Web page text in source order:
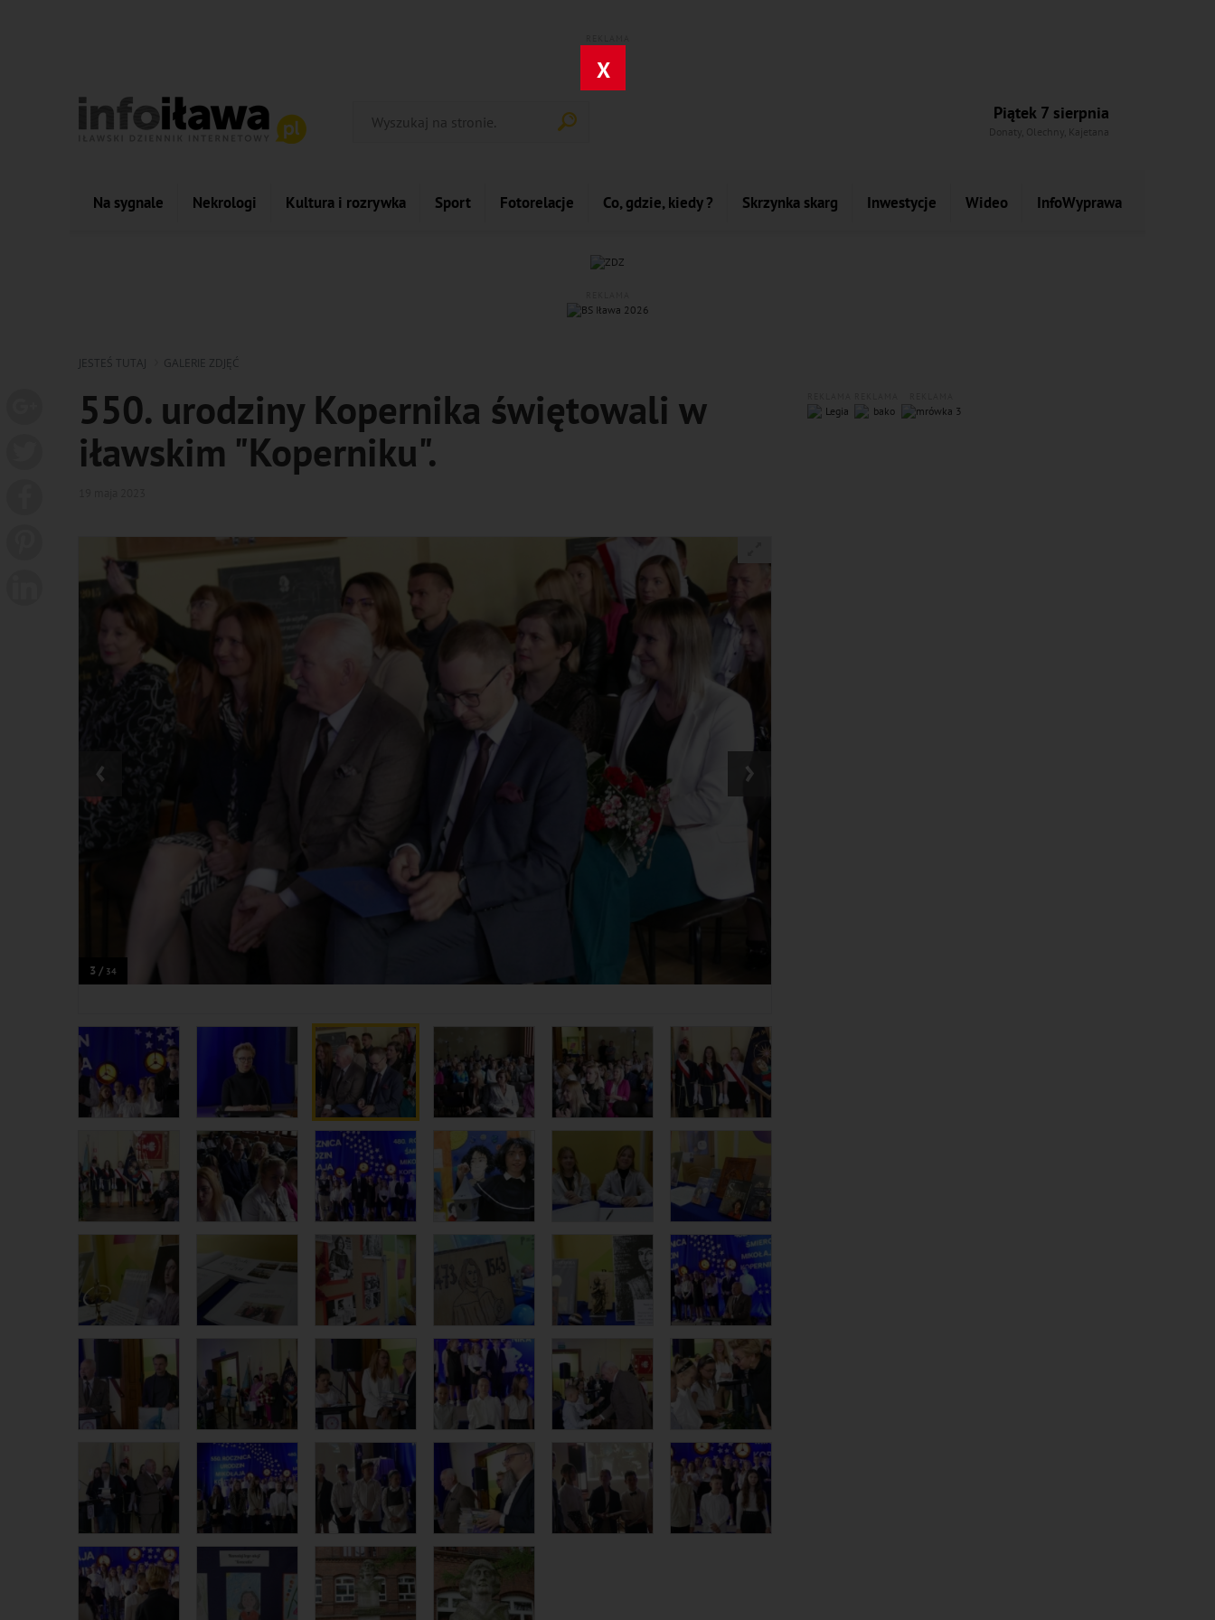
X
Piątek 7 sierpnia
Donaty, Olechny, Kajetana
Na sygnale Nekrologi Kultura i rozrywka Sport Fotorelacje Co, gdzie, kiedy ? Skrzynka skarg Inwestycje Wideo InfoWyprawa
JESTEŚ TUTAJ GALERIE ZDJĘĆ
550. urodziny Kopernika świętowali w
iławskim "Koperniku".
3 / 34
‹ ›